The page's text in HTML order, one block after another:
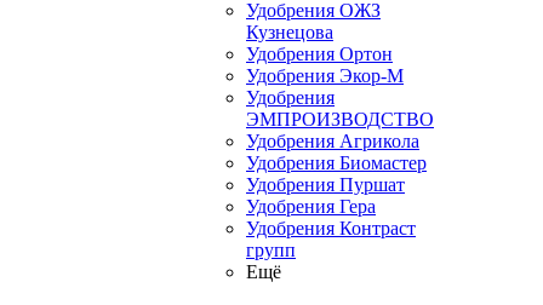
Удобрения ОЖЗ
Кузнецова
Удобрения Ортон
Удобрения Экор-М
Удобрения
ЭМПРОИЗВОДСТВО
Удобрения Агрикола
Удобрения Биомастер
Удобрения Пуршат
Удобрения Гера
Удобрения Контраст
групп
Ещё